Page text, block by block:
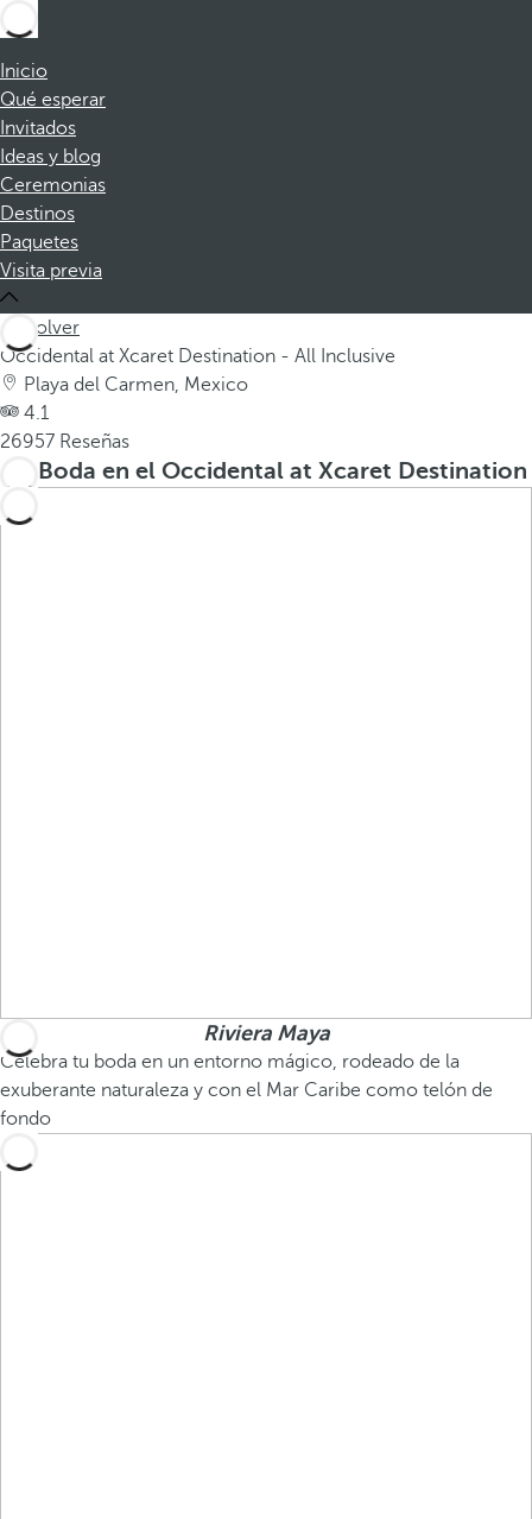
Inicio
Qué esperar
Invitados
Ideas y blog
Ceremonias
Destinos
Paquetes
Visita previa
Volver
Occidental at Xcaret Destination - All Inclusive
Playa del Carmen, Mexico
4.1
26957 Reseñas
Tu Boda en el Occidental at Xcaret Destination
Riviera Maya
Celebra tu boda en un entorno mágico, rodeado de la
exuberante naturaleza y con el Mar Caribe como telón de
fondo